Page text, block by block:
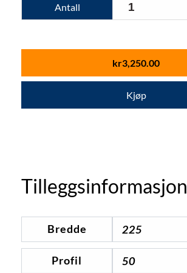
Antall
kr3,250.00
Kjøp
Tilleggsinformasjon
Bredde 225
Profil 50